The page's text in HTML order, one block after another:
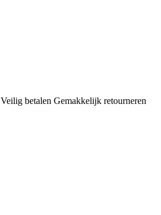
Veilig betalen Gemakkelijk retourneren